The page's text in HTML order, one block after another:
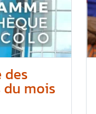
des
mois